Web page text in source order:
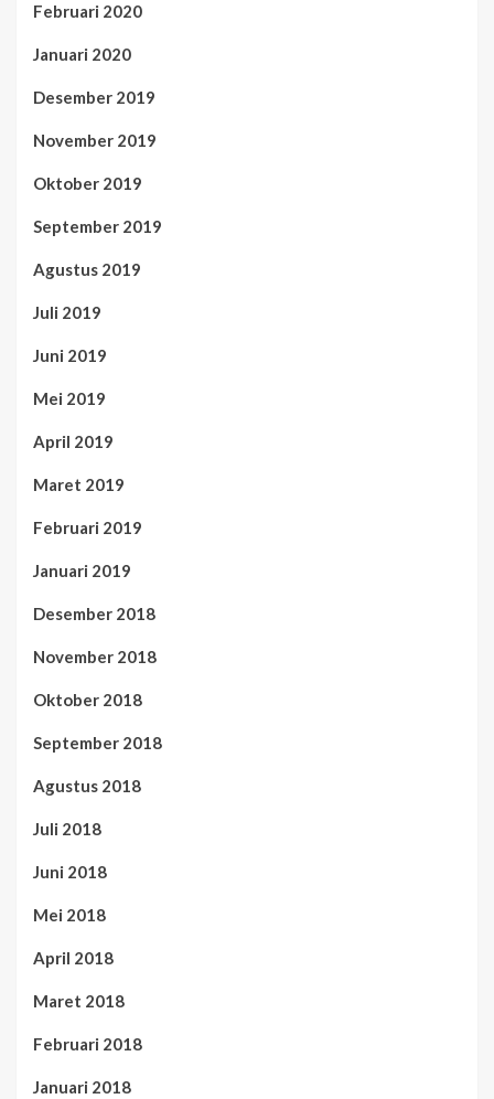
Februari 2020
Januari 2020
Desember 2019
November 2019
Oktober 2019
September 2019
Agustus 2019
Juli 2019
Juni 2019
Mei 2019
April 2019
Maret 2019
Februari 2019
Januari 2019
Desember 2018
November 2018
Oktober 2018
September 2018
Agustus 2018
Juli 2018
Juni 2018
Mei 2018
April 2018
Maret 2018
Februari 2018
Januari 2018